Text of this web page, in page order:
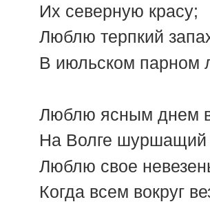
Их северную красу;
Люблю терпкий
В июльском парном
Люблю ясным днем
На Волге шуршащий
Люблю свое
Когда всем вокруг